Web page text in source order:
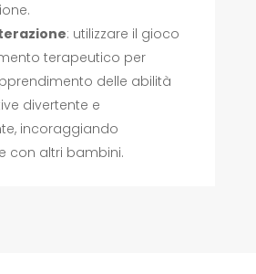
: utilizzare il gioco
terapeutico per
delle abilità
divertente e
incoraggiando
con altri bambini.